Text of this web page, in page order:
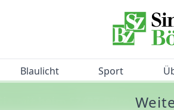
Blaulicht Sport
Sie mit beim SZ/BZ-